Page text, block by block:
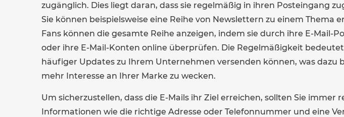
zugänglich. Dies liegt daran, dass sie regelmäßig in ihren Posteingang
Sie können beispielsweise eine Reihe von Newslettern zu einem Thema
Fans können die gesamte Reihe anzeigen, indem sie durch ihre E-Mail-
oder ihre E-Mail-Konten online überprüfen. Die Regelmäßigkeit bedeutet
häufiger Updates zu Ihrem Unternehmen versenden können, was dazu
mehr Interesse an Ihrer Marke zu wecken.
Um sicherzustellen, dass die E-Mails ihr Ziel erreichen, sollten Sie immer
Informationen wie die richtige Adresse oder Telefonnummer und eine